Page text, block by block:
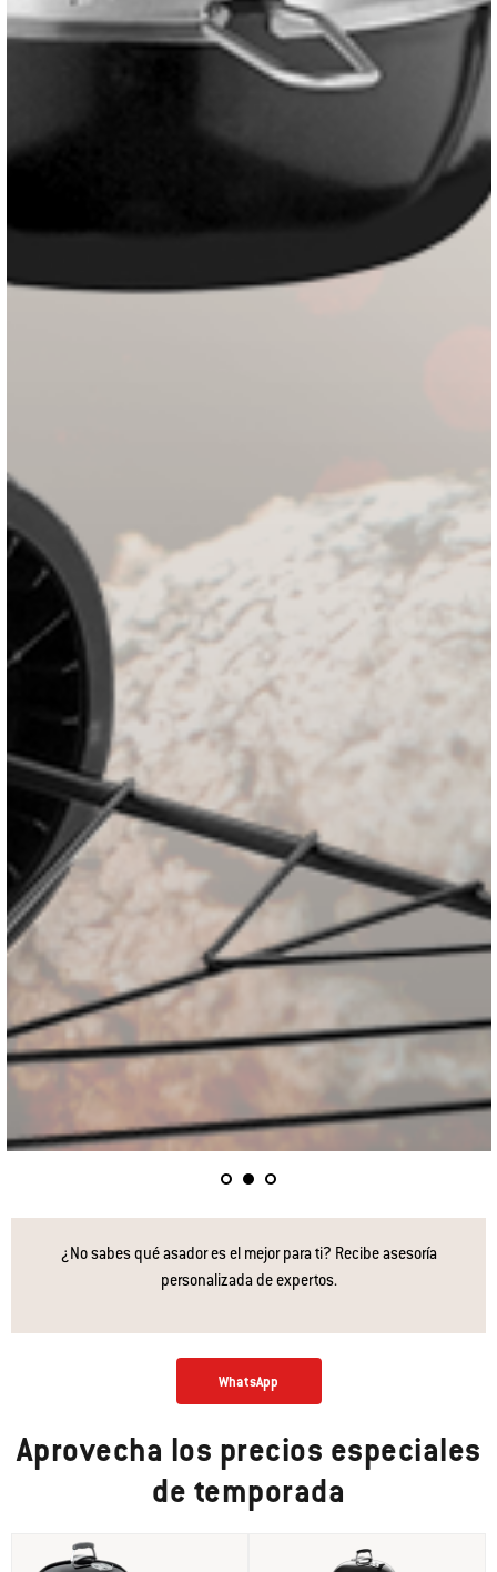
¿No sabes qué asador es el mejor para ti? Recibe asesoría
personalizada de expertos.
WhatsApp
Aprovecha los precios especiales
de temporada